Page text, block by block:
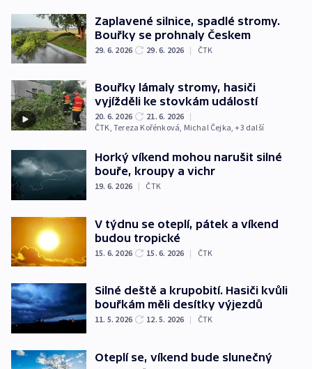
Zaplavené silnice, spadlé stromy.
Bouřky se prohnaly Českem
29. 6. 2026 29. 6. 2026 | ČTK
Bouřky lámaly stromy, hasiči
vyjížděli ke stovkám událostí
20. 6. 2026 21. 6. 2026 |
ČTK,Tereza Kořénková, Michal Čejka, +3 další
Horký víkend mohou narušit silné
bouře, kroupy a vichr
19. 6. 2026 | ČTK
V týdnu se oteplí, pátek a víkend
budou tropické
15. 6. 2026 15. 6. 2026 | ČTK
Silné deště a krupobití. Hasiči kvůli
bouřkám měli desítky výjezdů
11. 5. 2026 12. 5. 2026 | ČTK
Oteplí se, víkend bude slunečný